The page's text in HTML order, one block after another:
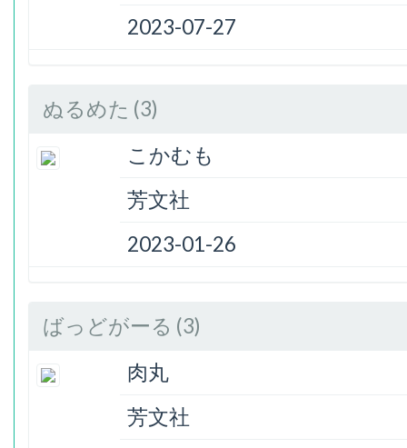
2023-07-27
ぬるめた (3)
こかむも
芳文社
2023-01-26
ばっどがーる (3)
肉丸
芳文社